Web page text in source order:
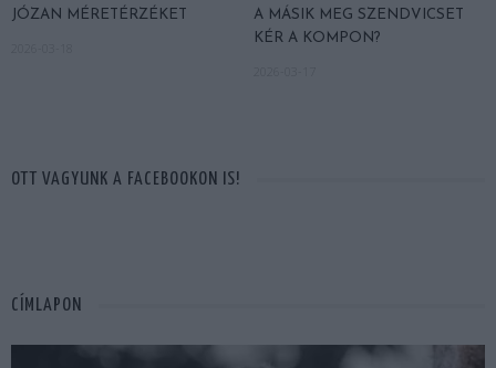
JÓZAN MÉRETÉRZÉKET
A MÁSIK MEG SZENDVICSET
KÉR A KOMPON?
OTT VAGYUNK A FACEBOOKON IS!
CÍMLAPON